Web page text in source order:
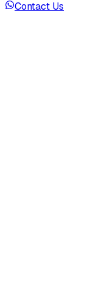
Contact Us